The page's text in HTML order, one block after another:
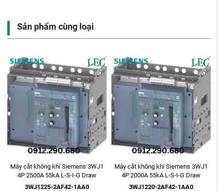
Sản phẩm cùng loại
Máy cắt không khí Siemens 3WJ1
4P 2500A 55kA L-S-I-G Draw
3WJ1225-2AF42-1AA0
Máy cắt không khí Siemens 3WJ1
4P 2000A 55kA L-S-I-G Draw
3WJ1220-2AF42-1AA0